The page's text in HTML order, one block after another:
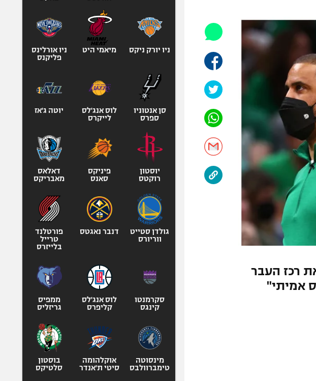
אופניים
ספורט מוטורי
כדורמים
בייסבול MLB
ספורט אתגרי
אומנויות לחימה
רכז העבר
אמיתי"
ניו יורק ניקס מיאמי היט
ניו אורלינס
פליקנס
סן אנטוניו
ספרס
לוס אנג'לס
לייקרס
יוטה ג'אז
יוסטון
רוקטס
פיניקס
סאנס
דאלאס
מאבריקס
גולדן סטייט
ווריורס
דנבר נאגטס
פורטלנד
טרייל
בלייזרס
סקרמנטו
קינגס
לוס אנג'לס
קליפרס
ממפיס
גריזליס
מינסוטה
טימברוולבס
אוקלהומה
סיטי ת'אנדר
בוסטון
סלטיקס